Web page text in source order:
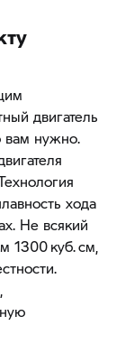
двигатель
вам нужно.
хода
Не всякий
1300 куб. см,